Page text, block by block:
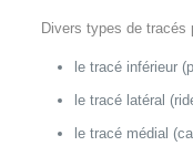
Divers types de tracés
le tracé inférieur
le tracé latéral
le tracé médial